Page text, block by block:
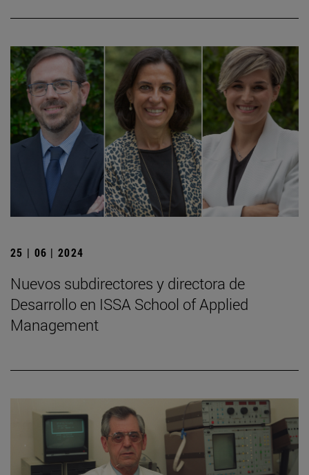
25 | 06 | 2024
Nuevos subdirectores y directora de
Desarrollo en ISSA School of Applied
Management